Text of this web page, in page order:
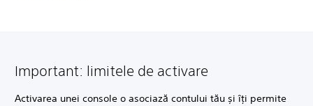
Important: limitele de activare
Activarea unei console o asociază contului tău și îți permite